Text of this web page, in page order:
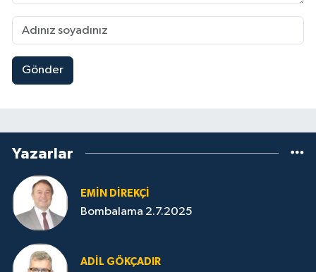
Gönder
Yazarlar
EMIN DIREKÇI
Bombalama 2.7.2025
ADIL GÖKÇADIR